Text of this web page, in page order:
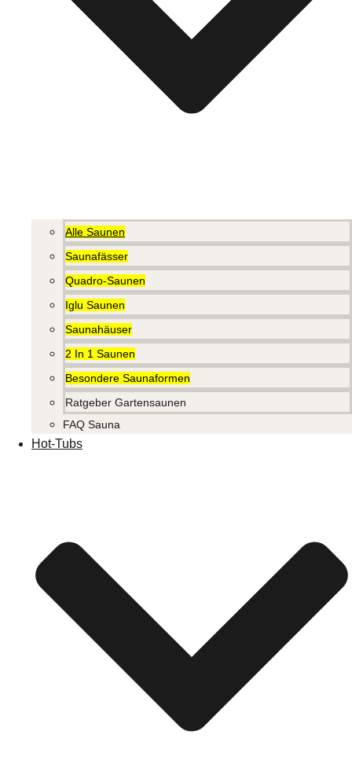
Alle Saunen
Saunafässer
Quadro-Saunen
Iglu Saunen
Saunahäuser
2 In 1 Saunen
Besondere Saunaformen
Ratgeber Gartensaunen
FAQ Sauna
Hot-Tubs